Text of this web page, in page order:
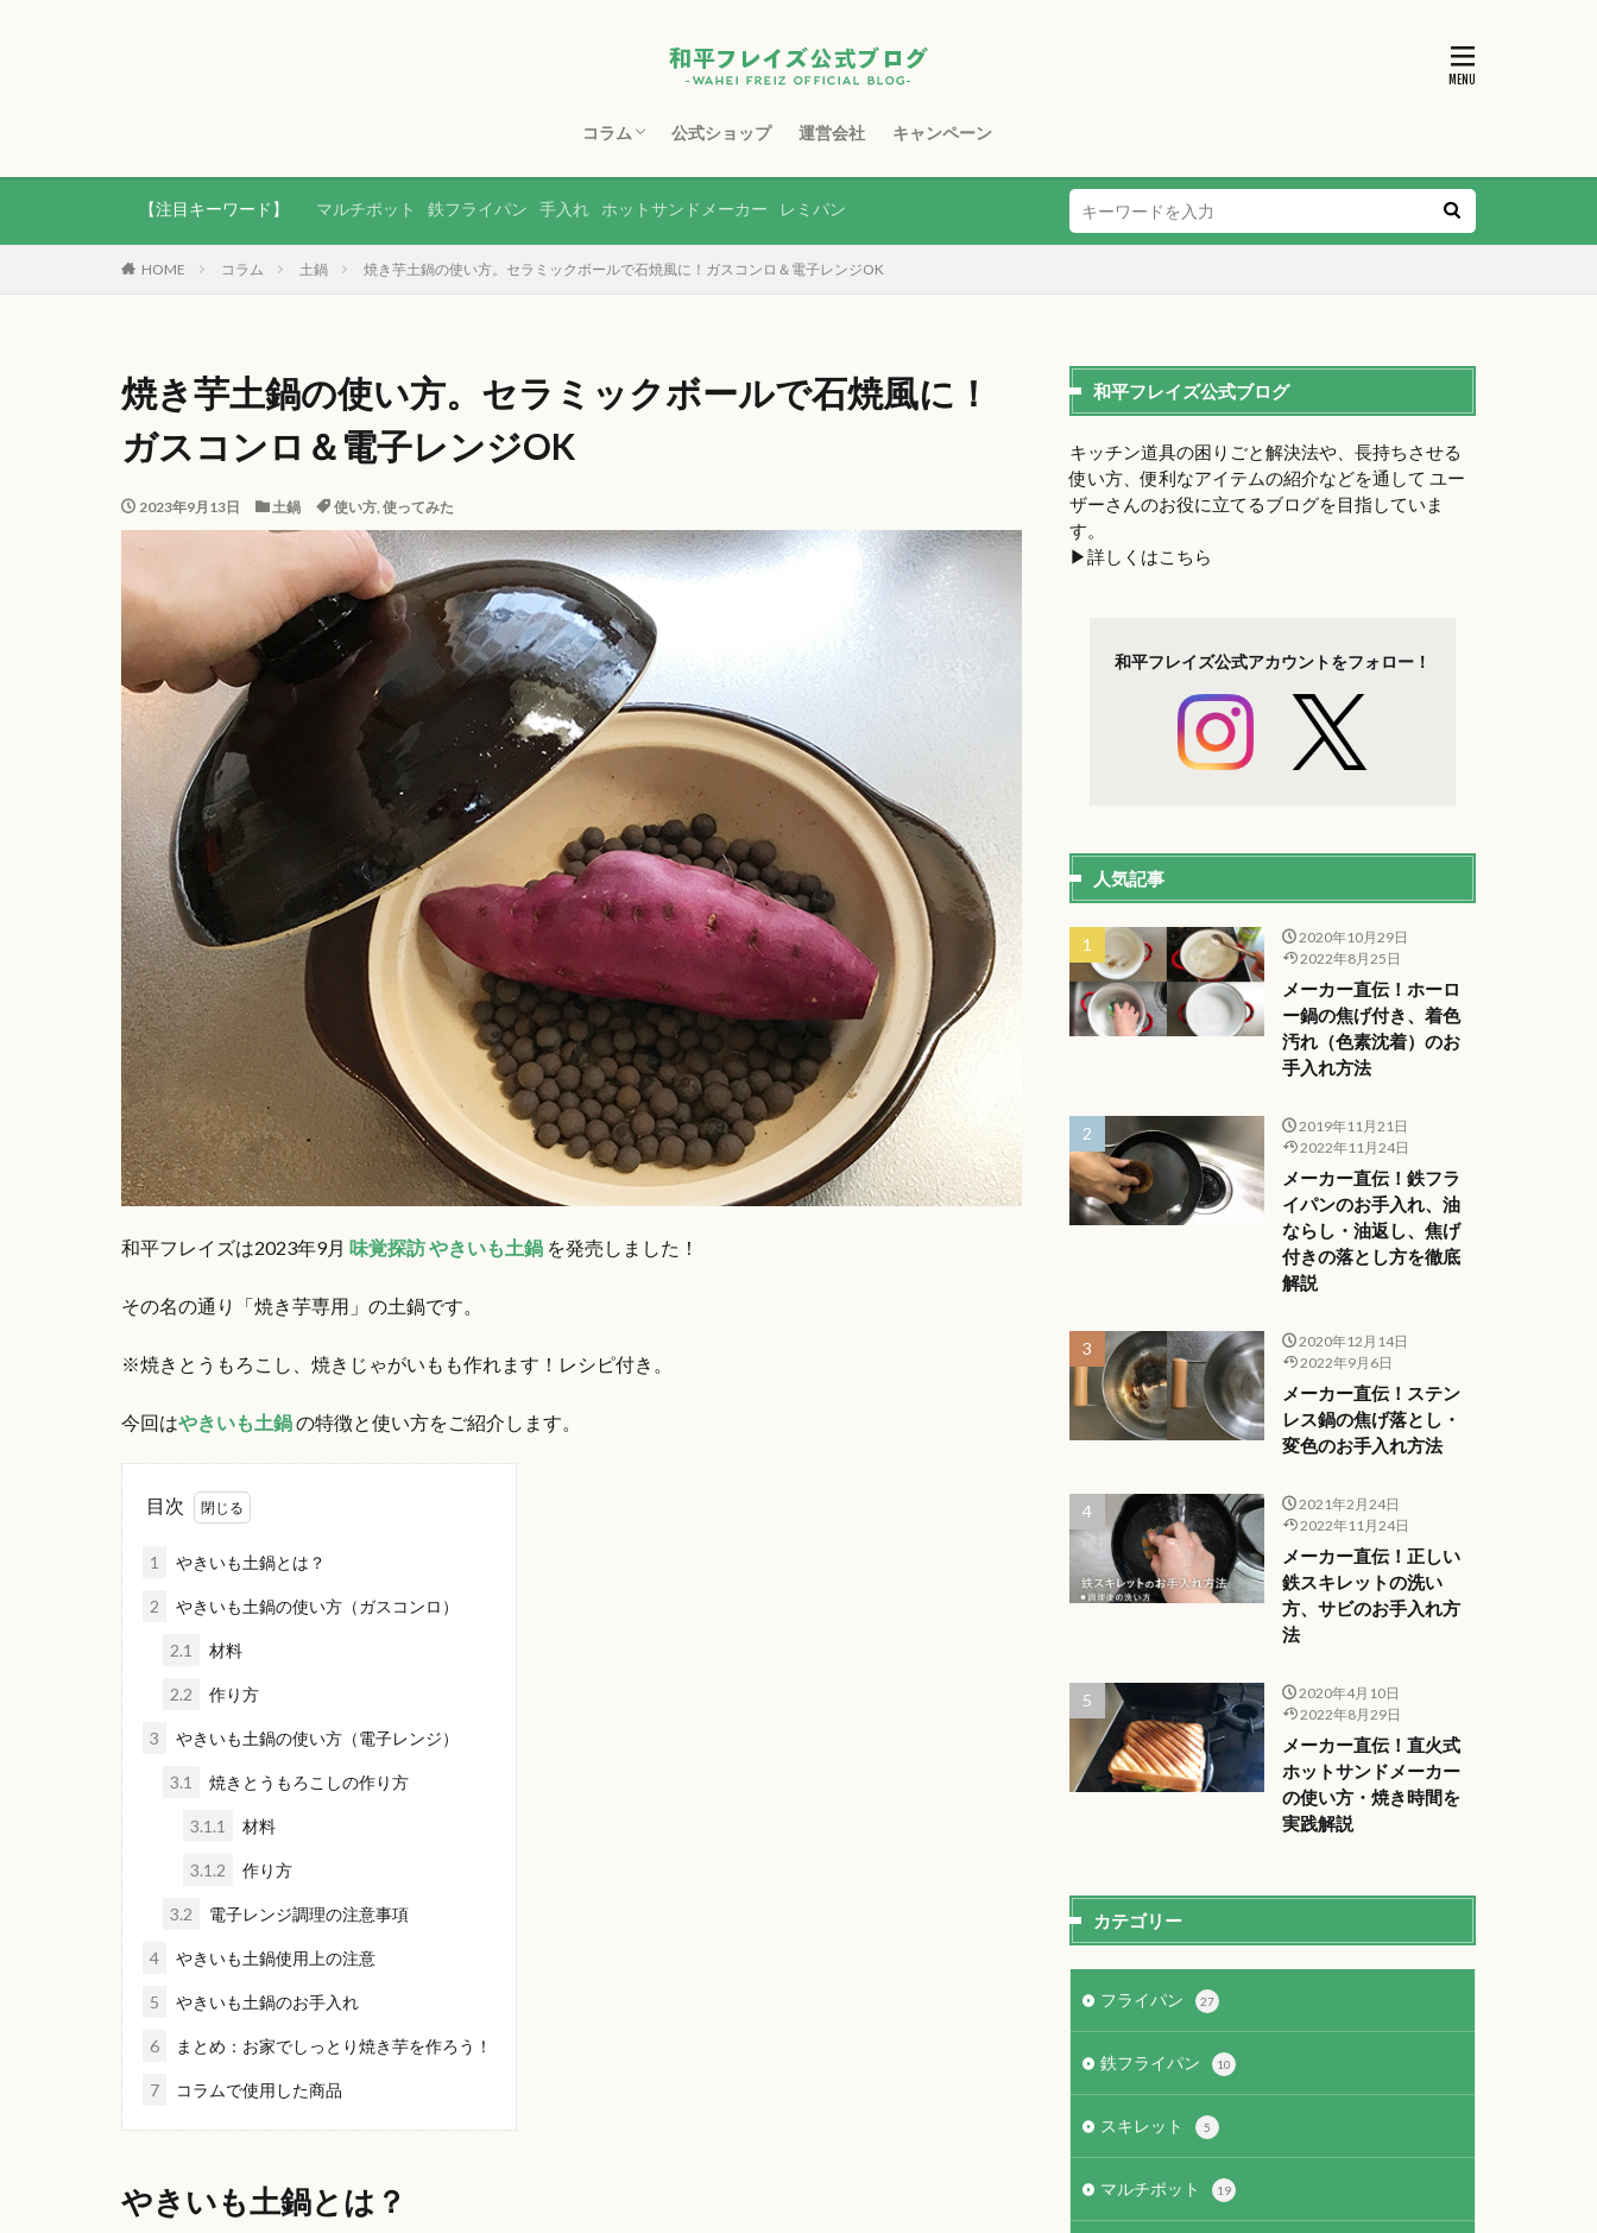
コラム
フライパン
鉄フライパン
スキレット
マルチポット
ホーロー製品
ステンレス製品
銅製品
ホットサンドメーカー
包丁・まな板
水切り・収納
土鍋
ボトル・タンブラー
レンジ調理器
その他
公式ショップ 運営会社 キャンペーン
【注目キーワード】 マルチポット 鉄フライパン 手入れ ホットサンドメーカー レミパン
HOME コラム 土鍋 焼き芋土鍋の使い方。セラミックボールで石焼風に！ガスコンロ＆電子レンジOK
焼き芋土鍋の使い方。セラミックボールで石焼風に！
ガスコンロ＆電子レンジOK
2023年9月13日 土鍋 使い方, 使ってみた
和平フレイズは2023年9月 味覚探訪 やきいも土鍋 を発売しました！
その名の通り「焼き芋専用」の土鍋です。
※焼きとうもろこし、焼きじゃがいもも作れます！レシピ付き。
今回はやきいも土鍋の特徴と使い方をご紹介します。
目次
1 やきいも土鍋とは？
2 やきいも土鍋の使い方（ガスコンロ）
2.1 材料
2.2 作り方
3 やきいも土鍋の使い方（電子レンジ）
3.1 焼きとうもろこしの作り方
3.1.1 材料
3.1.2 作り方
3.2 電子レンジ調理の注意事項
4 やきいも土鍋使用上の注意
5 やきいも土鍋のお手入れ
6 まとめ：お家でしっとり焼き芋を作ろう！
7 コラムで使用した商品
やきいも土鍋とは？
和平フレイズ公式ブログ
キッチン道具の困りごと解決法や、長持ちさせる
使い方、便利なアイテムの紹介などを通して ユー
ザーさんのお役に立てるブログを目指していま
す。
▶︎詳しくはこちら
和平フレイズ公式アカウントをフォロー！
人気記事
2020年10月29日
2022年8月25日
メーカー直伝！ホーロ
ー鍋の焦げ付き、着色
汚れ（色素沈着）のお
手入れ方法
2019年11月21日
2022年11月24日
メーカー直伝！鉄フラ
イパンのお手入れ、油
ならし・油返し、焦げ
付きの落とし方を徹底
解説
2020年12月14日
2022年9月6日
メーカー直伝！ステン
レス鍋の焦げ落とし・
変色のお手入れ方法
2021年2月24日
2022年11月24日
メーカー直伝！正しい
鉄スキレットの洗い
方、サビのお手入れ方
法
2020年4月10日
2022年8月29日
メーカー直伝！直火式
ホットサンドメーカー
の使い方・焼き時間を
実践解説
カテゴリー
フライパン 27
鉄フライパン 10
スキレット 5
マルチポット 19